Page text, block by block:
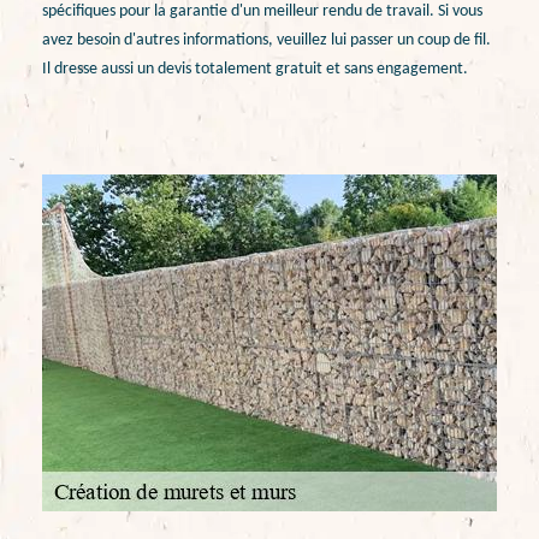
spécifiques pour la garantie d'un meilleur rendu de travail. Si vous
avez besoin d'autres informations, veuillez lui passer un coup de fil.
Il dresse aussi un devis totalement gratuit et sans engagement.